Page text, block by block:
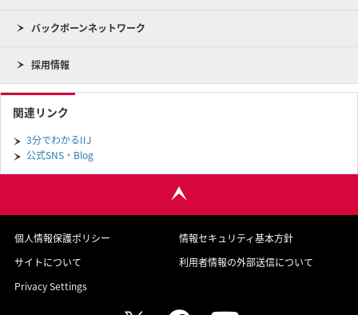
バックボーンネットワーク
採用情報
関連リンク
3分でわかるIIJ
公式SNS・Blog
個人情報保護ポリシー
情報セキュリティ基本方針
サイトについて
利用者情報の外部送信について
Privacy Settings